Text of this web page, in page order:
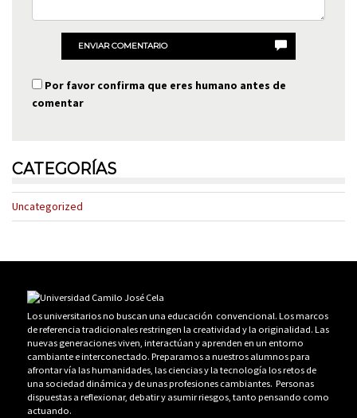
ENVIAR COMENTARIO
Por favor confirma que eres humano antes de
comentar
CATEGORÍAS
Uncategorized
Los universitarios no buscan una educación convencional. Los marcos
de referencia tradicionales restringen la creatividad y la originalidad. Las
nuevas generaciones viven, interactúan y aprenden en un entorno
cambiante e interconectado. Preparamos a nuestros alumnos para
afrontar vía las humanidades, las ciencias y la tecnología los retos de
una sociedad dinámica y de unas profesiones cambiantes. Personas
dispuestas a reflexionar, debatir y asumir riesgos, tanto pensando como
actuando.